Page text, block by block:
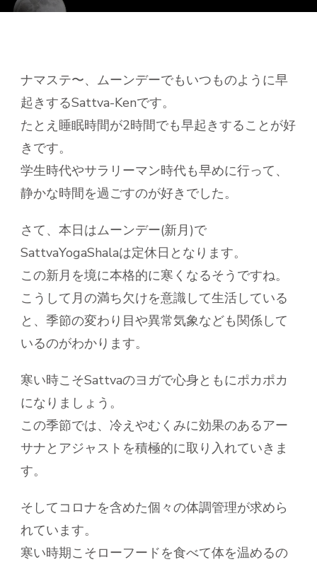
ナマステ〜、ムーンデーでもいつものように早
起きするSattva-Kenです。
たとえ睡眠時間が2時間でも早起きすることが好
きです。
学生時代やサラリーマン時代も早めに行って、
静かな時間を過ごすのが好きでした。
さて、本日はムーンデー(新月)で
SattvaYogaShalaは定休日となります。
この新月を境に本格的に寒くなるそうですね。
こうして月の満ち欠けを意識して生活している
と、季節の変わり目や異常気象なども関係して
いるのがわかります。
寒い時こそSattvaのヨガで心身ともにポカポカ
になりましょう。
この季節では、冷えやむくみに効果のあるアー
サナとアジャストを積極的に取り入れていきま
す。
そしてコロナを含めた個々の体調管理が求めら
れています。
寒い時期こそローフードを食べて体を温めるの